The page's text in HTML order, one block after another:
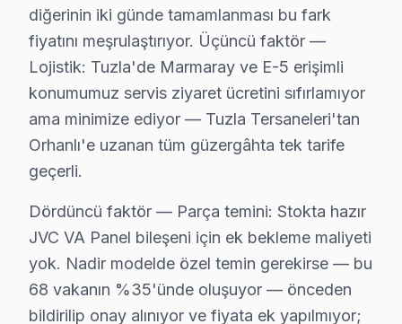
Tuzla JVC Servis Hizmeti – Yerinde Tamir
Tuzla'de aniden arızalanan JVC ekran ürünleriniz
Tuzla'de yerinde servis avantajları:
• Tuzla'de randevu sonrası 1-2 saat içinde kapınızda
• Tuzla servisimizde tüm marka ve model uyumluluğu
• Tuzla'de orijinal parça stok garantisi
• Tuzla'de fatura ve resmi garanti belgesi
Tuzla'da JVC yetkili servis kalitesinde hizmet alın,
JVC Orijinal Yedek Parça Garantisi – Tuzla
diğerinin iki günde tamamlanması bu fark
fiyatını meşrulaştırıyor. Üçüncü faktör —
Lojistik: Tuzla'de Marmaray ve E-5 erişimli
konumumuz servis ziyaret ücretini sıfırlamıyor
ama minimize ediyor — Tuzla Tersaneleri'tan
Orhanlı'e uzanan tüm güzergâhta tek tarife
geçerli.
Dördüncü faktör — Parça temini: Stokta hazır
JVC VA Panel bileşeni için ek bekleme maliyeti
yok. Nadir modelde özel temin gerekirse — bu
68 vakanın %35'ünde oluşuyor — önceden
bildirilip onay alınıyor ve fiyata ek yapılmıyor;